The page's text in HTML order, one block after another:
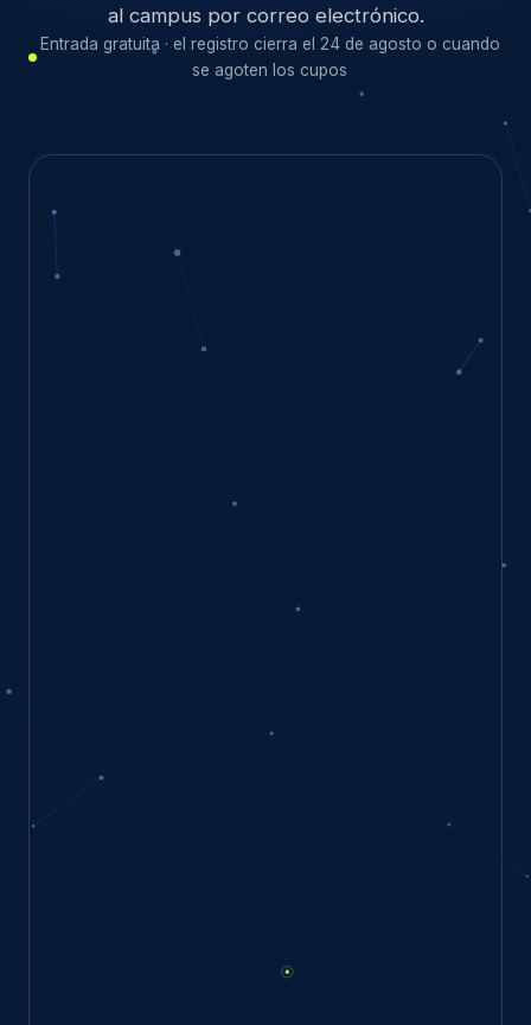
al campus por correo electrónico.
Entrada gratuita · el registro cierra el 24 de agosto o cuando
se agoten los cupos